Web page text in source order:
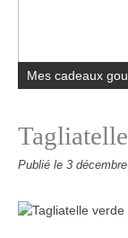
Mes cadeaux
Publié le 3